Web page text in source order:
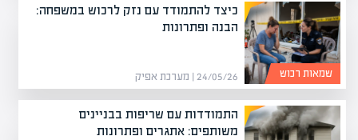
כיצד להתמודד עם נזק לרכוש במשפחה:
הבנה ופתרונות
24/05/26 | מערכת אפיק שמאות רכוש
התמודדות עם שריפות בבניינים
משותפים: אתגרים ופתרונות